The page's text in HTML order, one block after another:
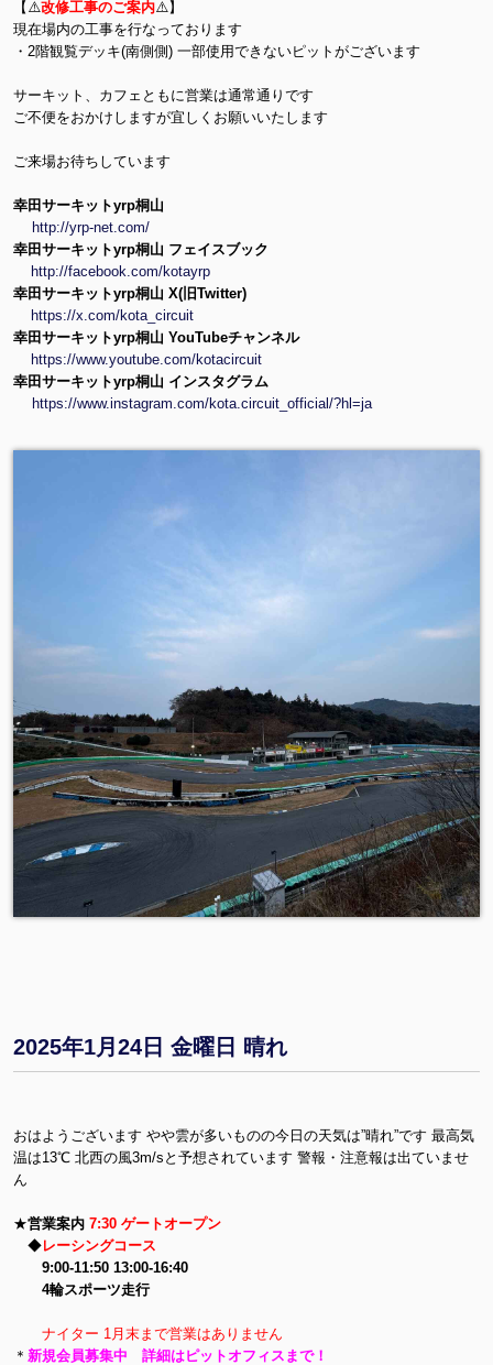
【⚠️改修工事のご案内⚠️】
現在場内の工事を行なっております
・2階観覧デッキ(南側側) 一部使用できないピットがございます
サーキット、カフェともに営業は通常通りです
ご不便をおかけしますが宜しくお願いいたします
ご来場お待ちしています
幸田サーキットyrp桐山
http://yrp-net.com/
幸田サーキットyrp桐山 フェイスブック
http://facebook.com/kotayrp
幸田サーキットyrp桐山 X(旧Twitter)
https://x.com/kota_circuit
幸田サーキットyrp桐山 YouTubeチャンネル
https://www.youtube.com/kotacircuit
幸田サーキットyrp桐山 インスタグラム
https://www.instagram.com/kota.circuit_official/?hl=ja
2025年1月24日 金曜日 晴れ
おはようございます やや雲が多いものの今日の天気は”晴れ”です 最高気
温は13℃ 北西の風3m/sと予想されています 警報・注意報は出ていませ
ん
★営業案内 7:30 ゲートオープン
◆レーシングコース
9:00-11:50 13:00-16:40
4輪スポーツ走行
ナイター 1月末まで営業はありません
＊ 新規会員募集中 詳細はピットオフィスまで！